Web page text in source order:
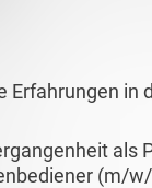
Erfahrungen in
als
(m/